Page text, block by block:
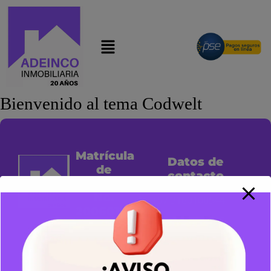
Bienvenido al tema Codwelt
Matrícula
de
No.
20060110
De Julio 27
del 2006
Cuya sigla
Datos de
contacto
+57 3163895368
+57 3176411746
adeinco@gmail.com